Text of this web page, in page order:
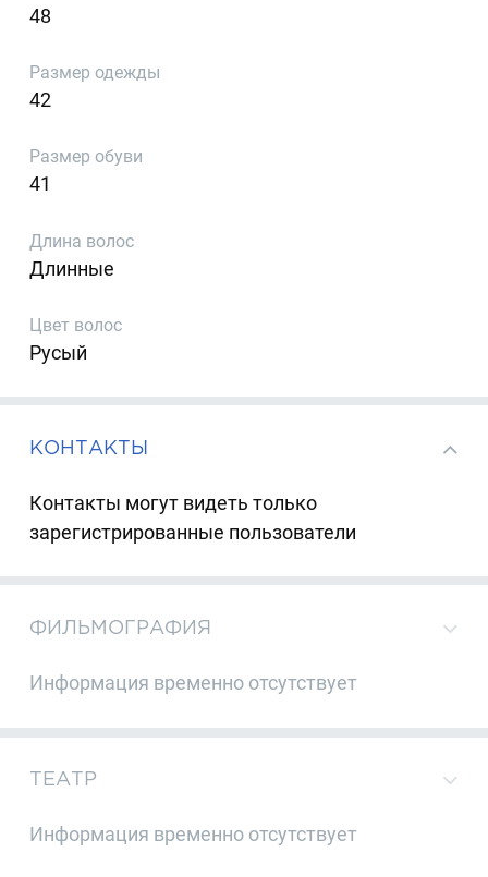
48
Размер одежды
42
Размер обуви
41
Длина волос
Длинные
Цвет волос
Русый
КОНТАКТЫ
Контакты могут видеть только
зарегистрированные пользователи
ФИЛЬМОГРАФИЯ
Информация временно отсутствует
ТЕАТР
Информация временно отсутствует